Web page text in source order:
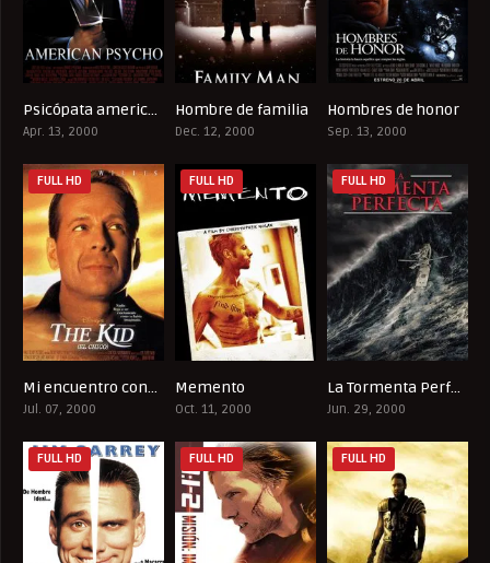
7.6
Psicópata americano
Apr. 13, 2000
6.8
Hombre de familia
Dec. 12, 2000
7.2
Hombres de honor
Sep. 13, 2000
6.1
FULL HD
Mi encuentro conmigo
Jul. 07, 2000
FULL HD
Memento
Oct. 11, 2000
6.5
FULL HD
La Tormenta Perfecta (The Perfect Storm)
Jun. 29, 2000
FULL HD FULL HD FULL HD